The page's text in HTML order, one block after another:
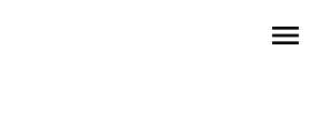
menu